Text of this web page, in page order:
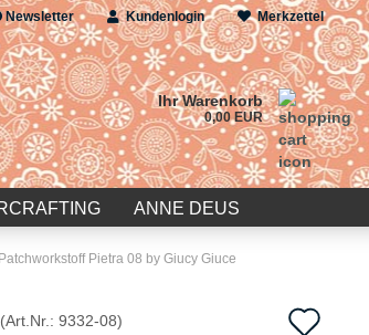
Newsletter Kundenlogin Merkzettel
Ihr Warenkorb
0,00 EUR
ANNE DEUS
Patchworkstoff Pietra 08 by Giucy Giuce
(Art.Nr.: 9332-08)